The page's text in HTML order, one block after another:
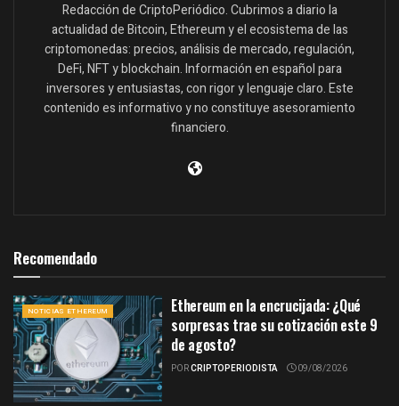
Redacción de CriptoPeriódico. Cubrimos a diario la
actualidad de Bitcoin, Ethereum y el ecosistema de las
criptomonedas: precios, análisis de mercado, regulación,
DeFi, NFT y blockchain. Información en español para
inversores y entusiastas, con rigor y lenguaje claro. Este
contenido es informativo y no constituye asesoramiento
financiero.
Recomendado
NOTICIAS ETHEREUM
Ethereum en la encrucijada: ¿Qué
sorpresas trae su cotización este 9
de agosto?
PORCRIPTOPERIODISTA 09/08/2026